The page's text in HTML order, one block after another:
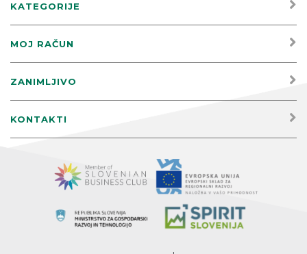
KATEGORIJE
MOJ RAČUN
ZANIMLJIVO
KONTAKTI